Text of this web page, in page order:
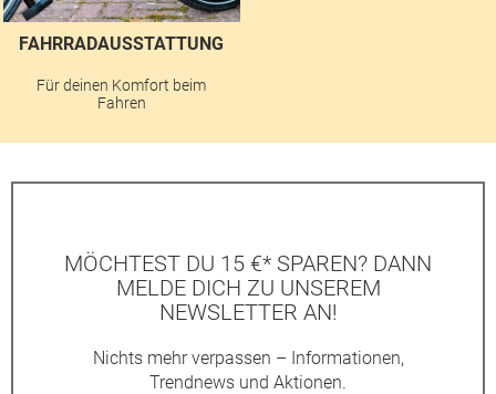
FAHRRADAUSSTATTUNG
Für deinen Komfort beim
Fahren
MÖCHTEST DU 15 €* SPAREN? DANN
MELDE DICH ZU UNSEREM
NEWSLETTER AN!
Nichts mehr verpassen – Informationen,
Trendnews und Aktionen.